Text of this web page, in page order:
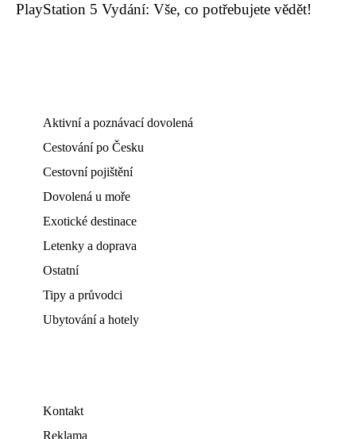
PlayStation 5 Vydání: Vše, co potřebujete vědět!
Aktivní a poznávací dovolená
Cestování po Česku
Cestovní pojištění
Dovolená u moře
Exotické destinace
Letenky a doprava
Ostatní
Tipy a průvodci
Ubytování a hotely
Kontakt
Reklama